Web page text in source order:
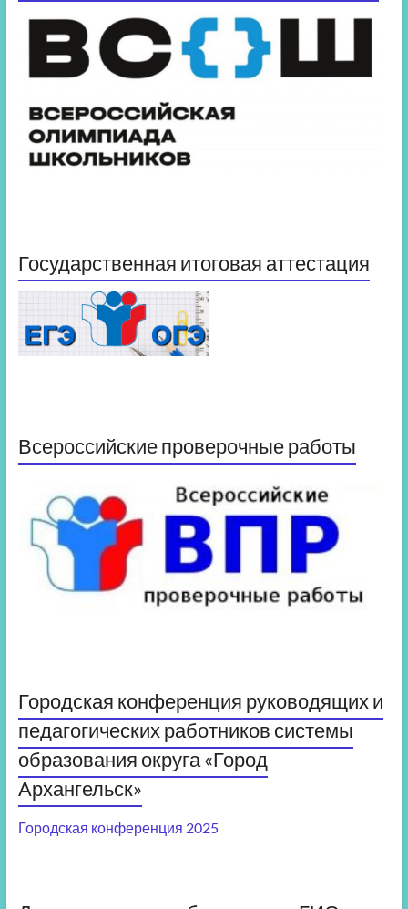
Государственная итоговая аттестация
Всероссийские проверочные работы
Городская конференция руководящих и
педагогических работников системы
образования округа «Город
Архангельск»
Городская конференция 2025